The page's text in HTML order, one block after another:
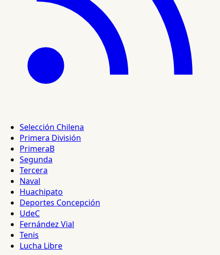
Selección Chilena
Primera División
PrimeraB
Segunda
Tercera
Naval
Huachipato
Deportes Concepción
UdeC
Fernández Vial
Tenis
Lucha Libre